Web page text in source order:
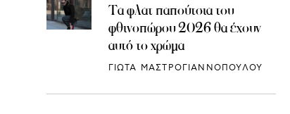
Τα φλατ παπούτσια του
φθινοπώρου 2026 θα έχουν
αυτό το χρώμα
ΓΙΩΤΑ ΜΑΣΤΡΟΓΙΑΝΝΟΠΟΥΛΟΥ